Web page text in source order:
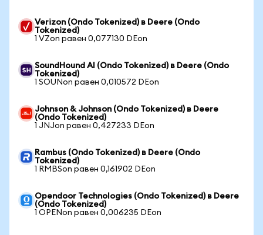
Verizon (Ondo Tokenized) в Deere (Ondo
Tokenized)
1 VZon равен 0,077130 DEon
SoundHound AI (Ondo Tokenized) в Deere (Ondo
Tokenized)
1 SOUNon равен 0,010572 DEon
Johnson & Johnson (Ondo Tokenized) в Deere
(Ondo Tokenized)
1 JNJon равен 0,427233 DEon
Rambus (Ondo Tokenized) в Deere (Ondo
Tokenized)
1 RMBSon равен 0,161902 DEon
Opendoor Technologies (Ondo Tokenized) в Deere
(Ondo Tokenized)
1 OPENon равен 0,006235 DEon